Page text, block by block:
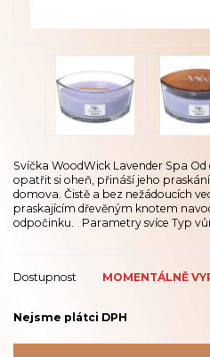
Svíčka WoodWick Lavender Spa
opatřit si oheň, přináší jeho
domova. Čistě a bez nežádoucích
praskajícím dřevěným knotem
odpočinku. Parametry svíce Typ
Dostupnost MOMENTÁLNĚ
Nejsme plátci DPH